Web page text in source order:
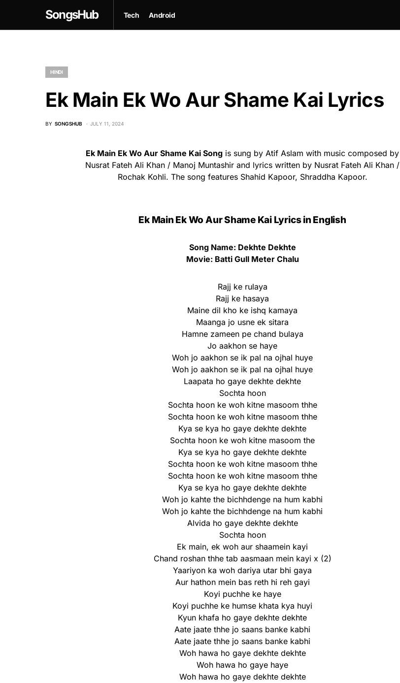
SongsHub Tech Android
HINDI
Ek Main Ek Wo Aur Shame Kai Lyrics
BY SONGSHUB JULY 11, 2024
Ek Main Ek Wo Aur Shame Kai Song is sung by Atif Aslam with music composed by
Nusrat Fateh Ali Khan / Manoj Muntashir and lyrics written by Nusrat Fateh Ali Khan /
Rochak Kohli. The song features Shahid Kapoor, Shraddha Kapoor.
Ek Main Ek Wo Aur Shame Kai Lyrics in English
Song Name: Dekhte Dekhte
Movie: Batti Gull Meter Chalu
Rajj ke rulaya
Rajj ke hasaya
Maine dil kho ke ishq kamaya
Maanga jo usne ek sitara
Hamne zameen pe chand bulaya
Jo aakhon se haye
Woh jo aakhon se ik pal na ojhal huye
Woh jo aakhon se ik pal na ojhal huye
Laapata ho gaye dekhte dekhte
Sochta hoon
Sochta hoon ke woh kitne masoom thhe
Sochta hoon ke woh kitne masoom thhe
Kya se kya ho gaye dekhte dekhte
Sochta hoon ke woh kitne masoom the
Kya se kya ho gaye dekhte dekhte
Sochta hoon ke woh kitne masoom thhe
Sochta hoon ke woh kitne masoom thhe
Kya se kya ho gaye dekhte dekhte
Woh jo kahte the bichhdenge na hum kabhi
Woh jo kahte the bichhdenge na hum kabhi
Alvida ho gaye dekhte dekhte
Sochta hoon
Ek main, ek woh aur shaamein kayi
Chand roshan thhe tab aasmaan mein kayi x (2)
Yaariyon ka woh dariya utar bhi gaya
Aur hathon mein bas reth hi reh gayi
Koyi puchhe ke haye
Koyi puchhe ke humse khata kya huyi
Kyun khafa ho gaye dekhte dekhte
Aate jaate thhe jo saans banke kabhi
Aate jaate thhe jo saans banke kabhi
Woh hawa ho gaye dekhte dekhte
Woh hawa ho gaye haye
Woh hawa ho gaye dekhte dekhte